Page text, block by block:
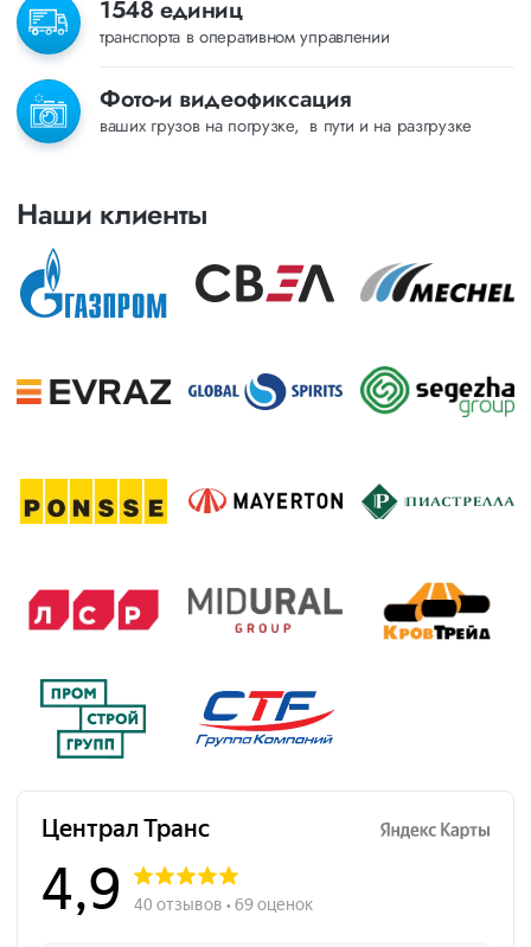
1548 единиц
транспорта в оперативном управлении
Фото-и видеофиксация
ваших грузов на погрузке, в пути и на разгрузке
Наши клиенты